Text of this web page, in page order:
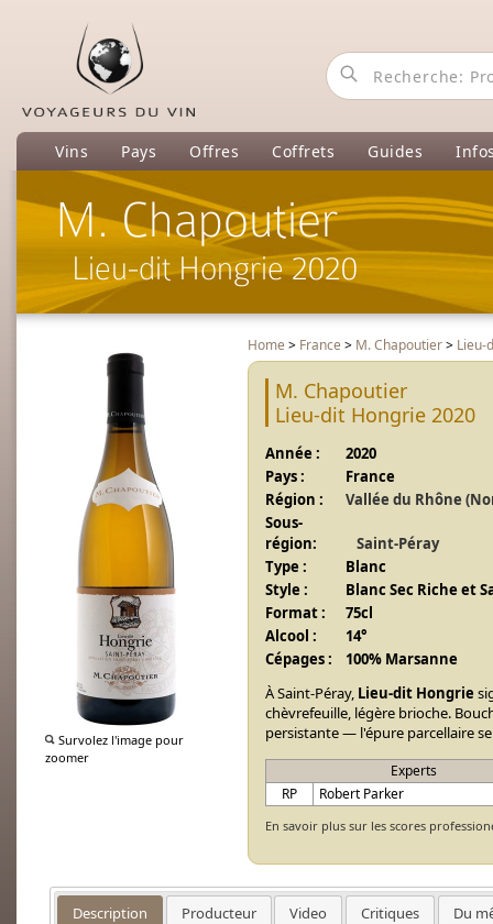
Vins Pays Offres Coffrets Guides
M. Chapoutier
Lieu-dit Hongrie 2020
Survolez l'image pour
zoomer
Home > France > M. Chapoutier> Lieu-
M. Chapoutier
Lieu-dit Hongrie 2020
Année :
2020
Pays :
France
Région :
Vallée du Rhône
Sous-
région:
Saint-Péray
Type :
Blanc
Style :
Blanc Sec Riche et
Format :
75cl
Alcool :
14°
Cépages :
100% Marsanne
À Saint-Péray, Lieu-dit Hongrie
chèvrefeuille, légère brioche.
persistante — l'épure parcellaire
Experts
RP
Robert Parker
En savoir plus sur les scores
Description Producteur Video Critiques Du